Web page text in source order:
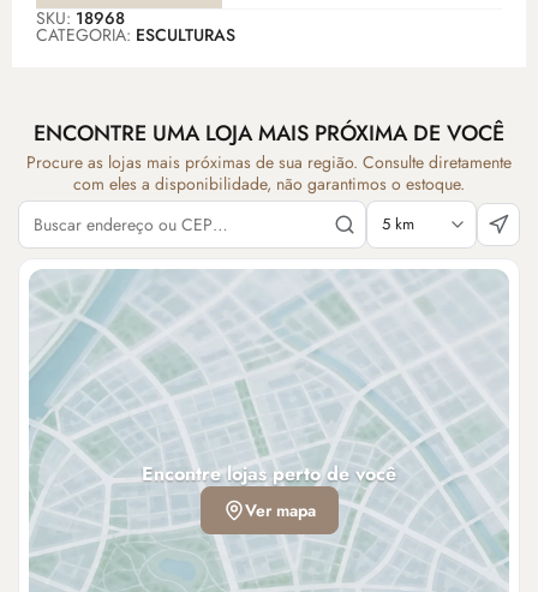
SKU: 18968
CATEGORIA: ESCULTURAS
ENCONTRE UMA LOJA MAIS PRÓXIMA DE VOCÊ
Procure as lojas mais próximas de sua região. Consulte diretamente
com eles a disponibilidade, não garantimos o estoque.
Encontre lojas perto de você
Ver mapa